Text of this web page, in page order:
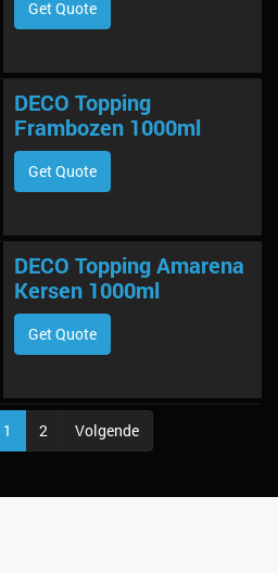
Get Quote
DECO Topping
Frambozen 1000ml
Get Quote
DECO Topping Amarena
Kersen 1000ml
Get Quote
1 2 Volgende